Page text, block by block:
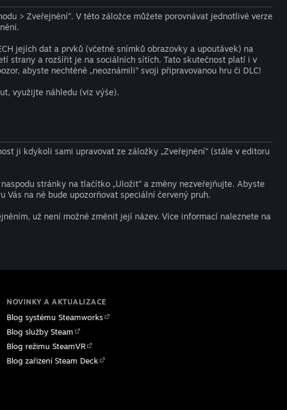
> Zveřejnění“. V této záložce můžete porovnávat jednotlivé verze
jejích dat a prvků (včetně snímků obrazovky a upoutávek) na
strany a rozšířit je na sociálních sítích. Tato skutečnost platí i v
abyste nechtěně „neoznámili“ svoji připravovanou hru či DLC!
využijte náhledu (viz výše).
ji kdykoli sami upravovat ze záložky „Zveřejnění“ (stále v editoru
stránky na tlačítko „Uložit“ a změny nezveřejňujte. Abyste
Vás na ně bude upozorňovat speciální červený pruh.
už není možné změnit její název. Více informací naleznete na
NOVINKY A AKTUALIZACE
Blog systému Steamworks
Blog služby Steam
Blog režimu SteamVR
Blog zařízení Steam Deck